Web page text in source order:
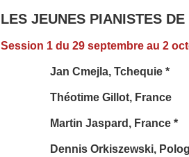
LES JEUNES PIANISTES
Session 1 du 29 septembre au 2
Jan Cmejla, Tchequie *
Théotime Gillot, France
Martin Jaspard, France *
Dennis Orkiszewski,